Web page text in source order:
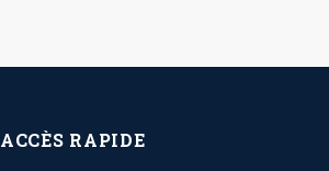
ACCÈS RAPIDE